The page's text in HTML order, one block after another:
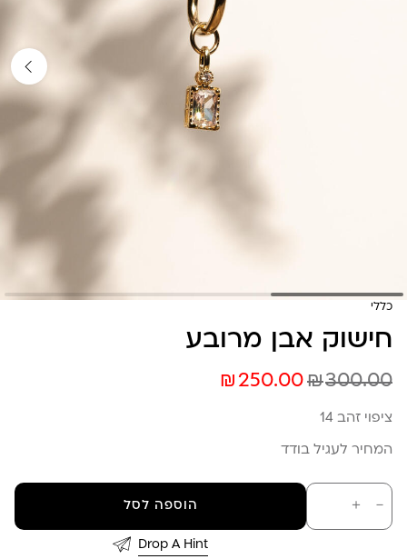
כללי
חישוק אבן מרובע
₪ 250.00₪300.00
ציפוי זהב 14
המחיר לעגיל בודד
－
כמות
של
חישוק
＋ הוספה לסל
Drop A Hint